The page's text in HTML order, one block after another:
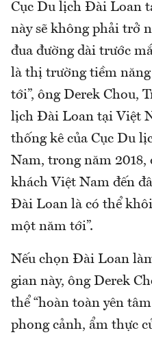
Cục Du lịch Đài Loan
này sẽ không phải trở
đua đường dài trước
là thị trường tiềm
tới”, ông Derek Chou,
lịch Đài Loan tại Việt
thống kê của Cục Du
Nam, trong năm 2018,
khách Việt Nam đến
Đài Loan là có thể
một năm tới”.
Nếu chọn Đài Loan
gian này, ông Derek
thể “hoàn toàn yên
phong cảnh, ẩm thực